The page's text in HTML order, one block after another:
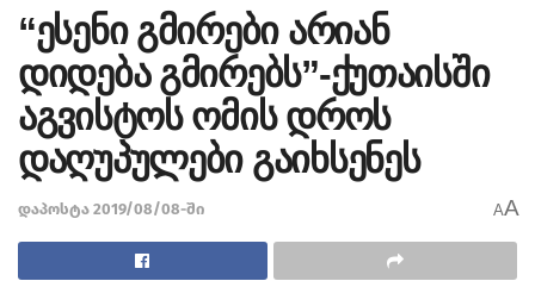
“ესენი გმირები არიან
დიდება გმირებს”-ქუთაისში
აგვისტოს ომის დროს
დაღუპულები გაიხსენეს
დაპოსტა 2019/08/08-ში AA